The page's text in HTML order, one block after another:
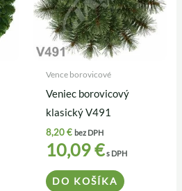
Vence borovicové
Veniec borovicový
klasický V491
8,20€ bez DPH
10,09€s DPH
DO KOŠÍKA